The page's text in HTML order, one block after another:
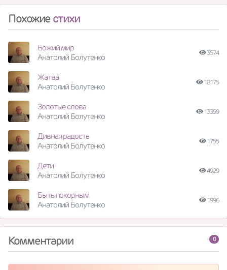
Похожие стихи
Божий мир
Анатолий Болутенко
3574
Жатва
Анатолий Болутенко
18175
Золотые слова
Анатолий Болутенко
13359
Дивная радость
Анатолий Болутенко
1755
Дети
Анатолий Болутенко
4929
Быть покорным
Анатолий Болутенко
1996
0
Комментарии